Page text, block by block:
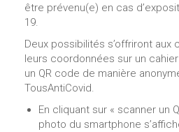
être prévenu(e) en cas
19.
Deux possibilités s’offriront aux
leurs coordonnées sur un
un QR code de manière
TousAntiCovid.
En cliquant sur « scanner un
photo du smartphone